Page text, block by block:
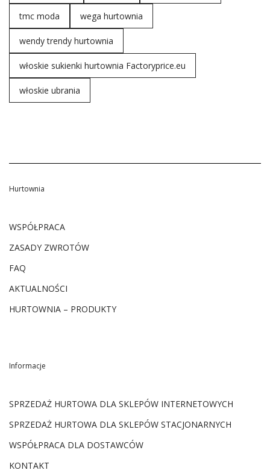
tmc moda wega hurtownia
wendy trendy hurtownia
włoskie sukienki hurtownia Factoryprice.eu
włoskie ubrania
Hurtownia
WSPÓŁPRACA
ZASADY ZWROTÓW
FAQ
AKTUALNOŚCI
HURTOWNIA – PRODUKTY
Informacje
SPRZEDAŻ HURTOWA DLA SKLEPÓW INTERNETOWYCH
SPRZEDAŻ HURTOWA DLA SKLEPÓW STACJONARNYCH
WSPÓŁPRACA DLA DOSTAWCÓW
KONTAKT